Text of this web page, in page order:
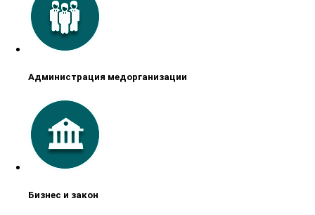
Администрация медорганизации
Бизнес и закон